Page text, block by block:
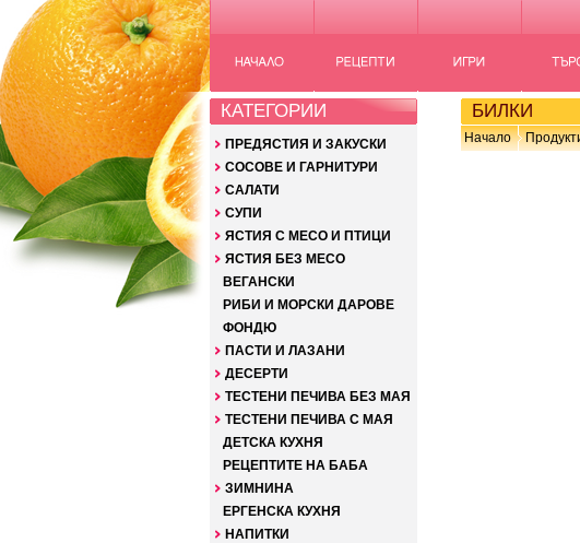
КАТЕГОРИИ
ПРЕДЯСТИЯ И ЗАКУСКИ
СОСОВЕ И ГАРНИТУРИ
САЛАТИ
СУПИ
ЯСТИЯ С МЕСО И ПТИЦИ
ЯСТИЯ БЕЗ МЕСО
ВЕГАНСКИ
РИБИ И МОРСКИ ДАРОВЕ
ФОНДЮ
ПАСТИ И ЛАЗАНИ
ДЕСЕРТИ
ТЕСТЕНИ ПЕЧИВА БЕЗ МАЯ
ТЕСТЕНИ ПЕЧИВА С МАЯ
ДЕТСКА КУХНЯ
РЕЦЕПТИТЕ НА БАБА
ЗИМНИНА
ЕРГЕНСКА КУХНЯ
НАПИТКИ
БИЛКИ
Начало